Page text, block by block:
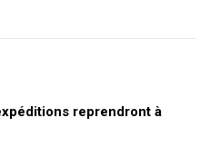
reprendront à